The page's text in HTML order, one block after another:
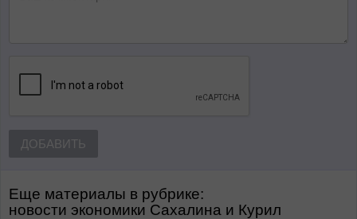
ДОБАВИТЬ
Еще материалы в рубрике:
Новости экономики Сахалина и Курил